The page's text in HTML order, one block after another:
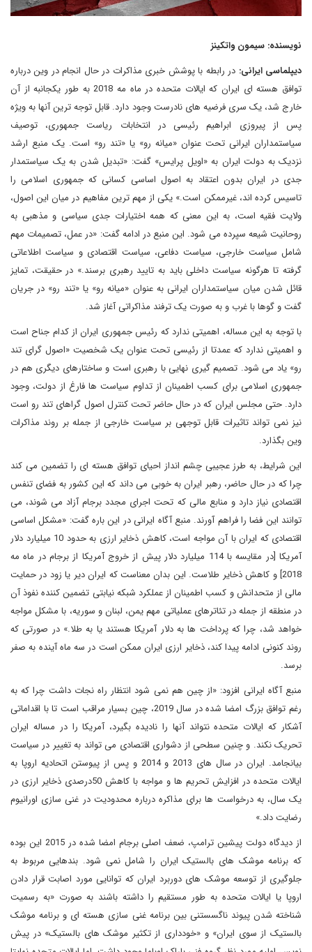
نویسنده: سیمون واتکینز
دیپلماسی ایرانی: در رابطه با پوشش خبری مذاکرات در حال انجام در وین درباره
توافق هسته ای ایران که ایالات متحده در ماه مه 2018 به طور یکجانبه از آن
خارج شد، یک سری فرضیه های نادرست وجود دارد. قابل توجه ترین آنها به ویژه
پس از پیروزی ابراهیم رئیسی در انتخابات ریاست جمهوری، توصیف
سیاستمداران ایرانی تحت عنوان «میانه رو» یا «تند رو» است. یک منبع ارشد
نزدیک به دولت ایران به «اویل پرایس» گفت: «تبدیل شدن به یک سیاستمدار
جدی در ایران بدون اعتقاد به اصول اساسی کسانی که جمهوری اسلامی را
تاسیس کرده اند، غیرممکن است.» یکی از مهم ترین مفاهیم در میان این اصول،
ولایت فقیه است، به این معنی که همه اختیارات جدی سیاسی و مذهبی به
روحانیت شیعه سپرده می شود. این منبع در ادامه گفت: «در عمل، تصمیمات مهم
شامل سیاست خارجی، سیاست دفاعی، سیاست اقتصادی و سیاست اطلاعاتی
گرفته تا هرگونه سیاست داخلی باید به تایید رهبری برسند.» در حقیقت، تمایز
قائل شدن میان سیاستمداران ایرانی به عنوان «میانه رو» یا «تند رو» در جریان
گفت و گوها با غرب و به صورت یک ترفند مذاکراتی آغاز شد.
با توجه به این مساله، اهمیتی ندارد که رئیس جمهوری ایران از کدام جناح است
و اهمیتی ندارد که عمدتا از رئیسی تحت عنوان یک شخصیت «اصول گرای تند
رو» یاد می شود. تصمیم گیری نهایی با رهبری است و ساختارهای دیگری هم در
جمهوری اسلامی برای کسب اطمینان از تداوم سیاست ها فارغ از دولت، وجود
دارد. حتی مجلس ایران که در حال حاضر تحت کنترل اصول گراهای تند رو است
نیز نمی تواند تاثیرات قابل توجهی بر سیاست خارجی از جمله بر روند مذاکرات
وین بگذارد.
این شرایط، به طرز عجیبی چشم انداز احیای توافق هسته ای را تضمین می کند
چرا که در حال حاضر، رهبر ایران به خوبی می داند که این کشور به فضای تنفس
اقتصادی نیاز دارد و منابع مالی که تحت اجرای مجدد برجام آزاد می شوند، می
توانند این فضا را فراهم آورند. منبع آگاه ایرانی در این باره گفت: «مشکل اساسی
اقتصادی که ایران با آن مواجه است، کاهش ذخایر ارزی به حدود 10 میلیارد دلار
آمریکا [در مقایسه با 114 میلیارد دلار پیش از خروج آمریکا از برجام در ماه مه
2018] و کاهش ذخایر طلاست. این بدان معناست که ایران دیر یا زود در حمایت
مالی از متحدانش و کسب اطمینان از عملکرد شبکه نیابتی تضمین کننده نفوذ آن
در منطقه از جمله در تئاترهای عملیاتی مهم یمن، لبنان و سوریه، با مشکل مواجه
خواهد شد، چرا که پرداخت ها به دلار آمریکا هستند یا به طلا.» در صورتی که
روند کنونی ادامه پیدا کند، ذخایر ارزی ایران ممکن است در سه ماه آینده به صفر
برسد.
منبع آگاه ایرانی افزود: «از چین هم نمی شود انتظار راه نجات داشت چرا که به
رغم توافق بزرگ امضا شده در سال 2019، چین بسیار مراقب است تا با اقداماتی
آشکار که ایالات متحده نتواند آنها را نادیده بگیرد، آمریکا را در مساله ایران
تحریک نکند. و چنین سطحی از دشواری اقتصادی می تواند به تغییر در سیاست
بیانجامد. ایران در سال های 2013 و 2014 و پس از پیوستن اتحادیه اروپا به
ایالات متحده در افزایش تحریم ها و مواجه با کاهش 50درصدی ذخایر ارزی در
یک سال، به درخواست ها برای مذاکره درباره محدودیت در غنی سازی اورانیوم
رضایت داد.»
از دیدگاه دولت پیشین ترامپ، ضعف اصلی برجام امضا شده در 2015 این بوده
که برنامه موشک های بالستیک ایران را شامل نمی شود. بندهایی مربوط به
جلوگیری از توسعه موشک های دوربرد ایران که توانایی مورد اصابت قرار دادن
اروپا یا ایالات متحده به طور مستقیم را داشته باشند به صورت «به رسمیت
شناخته شدن پیوند ناگسستنی بین برنامه غنی سازی هسته ای و برنامه موشک
بالستیک از سوی ایران» و «خودداری از تکثیر موشک های بالستیک» در پیش